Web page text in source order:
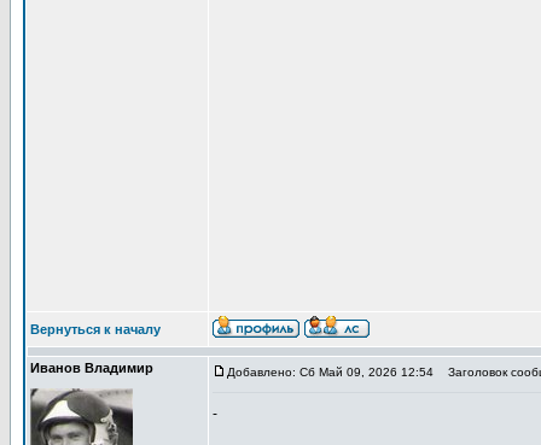
Вернуться к началу
Иванов Владимир Добавлено: Сб Май 09, 2026 12:54 Заголовок
-